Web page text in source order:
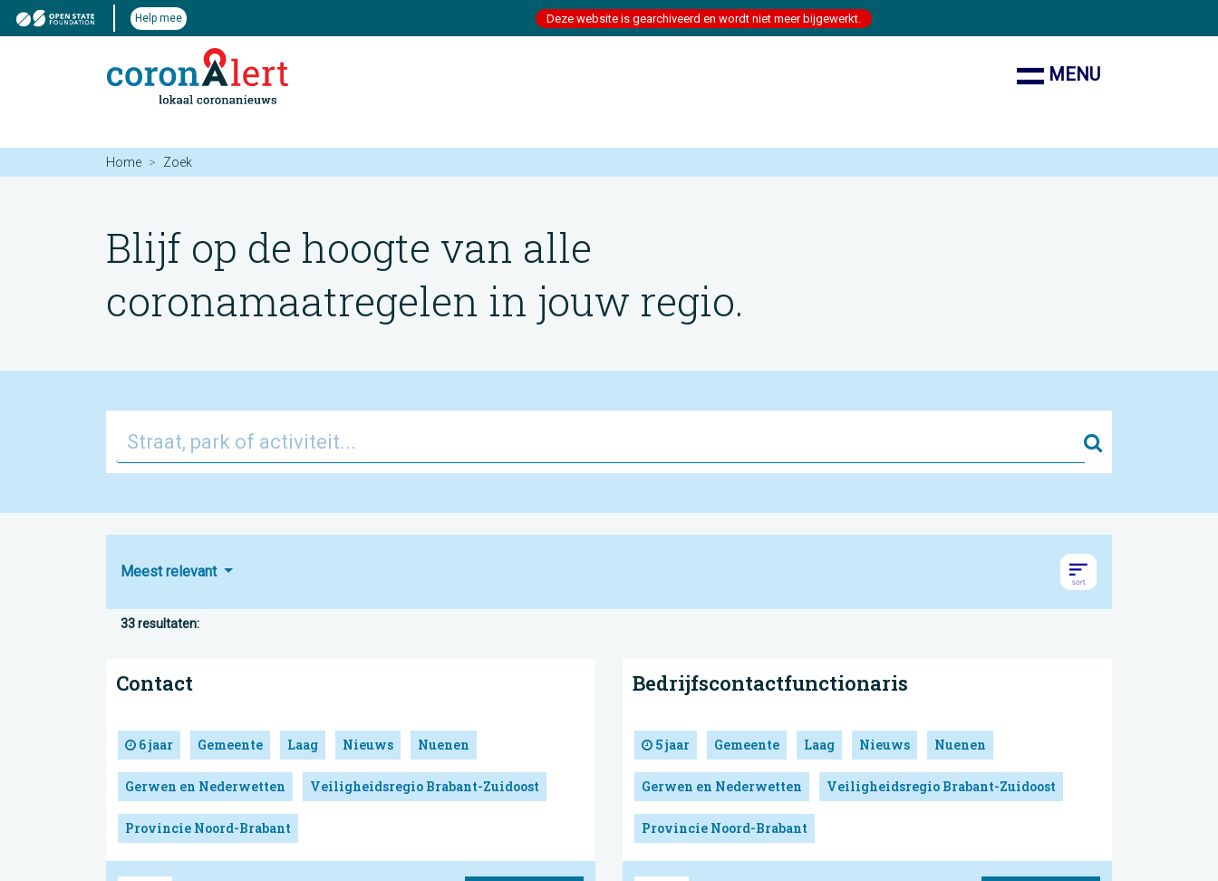
Help mee Deze website is gearchiveerd en wordt niet meer bijgewerkt.
MENU
Home Zoek
Blijf op de hoogte van alle
coronamaatregelen in jouw regio.
Zoek
Meest relevant
33 resultaten:
Contact
6 jaar Gemeente Laag Nieuws Nuenen
Gerwen en Nederwetten Veiligheidsregio Brabant-Zuidoost
Provincie Noord-Brabant
Bedrijfscontactfunctionaris
5 jaar Gemeente Laag Nieuws Nuenen
Gerwen en Nederwetten Veiligheidsregio Brabant-Zuidoost
Provincie Noord-Brabant